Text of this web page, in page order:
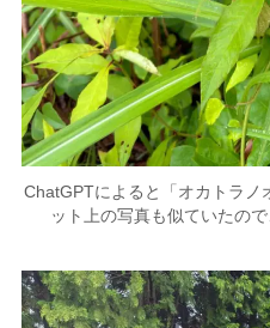
ChatGPTによると「オカトラノ
ット上の写真も似ていたの